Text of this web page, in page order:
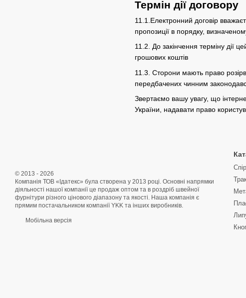
Термін дії договору
11.1.Електронний договір
пропозиції в порядку,
11.2. До закінчення терміну дії
грошових коштів
11.3. Сторони мають право
передбачених чинним
Звертаємо вашу увагу, що
України, надавати право
© 2013 - 2026
Компанія ТОВ «Ідатекс» була створена у 2013 році. Основні напрямки
діяльності нашої компанії це продаж оптом та в роздріб швейної
фурнітури різного цінового діапазону та якості. Наша компанія є
прямим постачальником компанії YKK та інших виробників.
Мобільна версія